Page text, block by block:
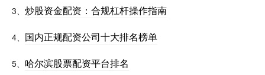
3、 炒股资金配资：合规杠杆操作指南
4、 国内正规配资公司十大排名榜单
5、 哈尔滨股票配资平台排名